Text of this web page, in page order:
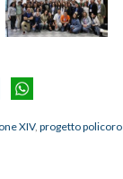
XIV, progetto policoro